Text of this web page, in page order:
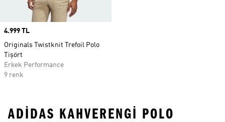
Price
4.999 TL
Originals Twistknit Trefoil Polo
Tişört
Erkek Performance
9 renk
ADIDAS KAHVERENGI POLO